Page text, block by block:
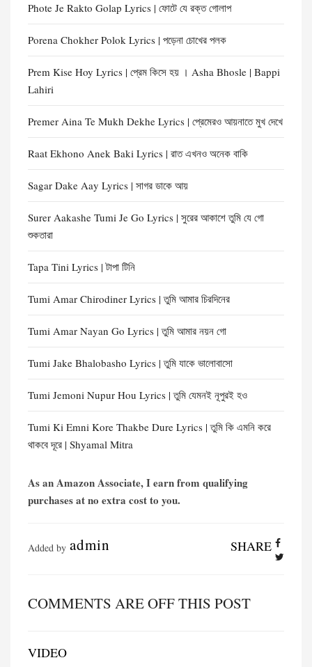
Phote Je Rakto Golap Lyrics | ফোটে যে রক্ত গোলাপ
Porena Chokher Polok Lyrics | পড়েনা চোখের পলক
Prem Kise Hoy Lyrics | প্রেম কিসে হয় । Asha Bhosle | Bappi
Lahiri
Premer Aina Te Mukh Dekhe Lyrics | প্রেমেরও আয়নাতে মুখ দেখে
Raat Ekhono Anek Baki Lyrics | রাত এখনও অনেক বাকি
Sagar Dake Aay Lyrics | সাগর ডাকে আয়
Surer Aakashe Tumi Je Go Lyrics | সুরের আকাশে তুমি যে গো
শুকতারা
Tapa Tini Lyrics | টাপা টিনি
Tumi Amar Chirodiner Lyrics | তুমি আমার চিরদিনের
Tumi Amar Nayan Go Lyrics | তুমি আমার নয়ন গো
Tumi Jake Bhalobasho Lyrics | তুমি যাকে ভালোবাসো
Tumi Jemoni Nupur Hou Lyrics | তুমি যেমনই নূপুরই হও
Tumi Ki Emni Kore Thakbe Dure Lyrics | তুমি কি এমনি করে
থাকবে দূরে | Shyamal Mitra
As an Amazon Associate, I earn from qualifying
purchases at no extra cost to you.
Added by admin SHARE
COMMENTS ARE OFF THIS POST
VIDEO